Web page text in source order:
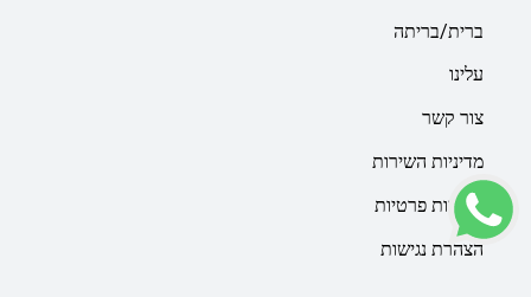
ברית/בריתה
עלינו
צור קשר
מדיניות השירות
מדיניות פרטיות
הצהרת נגישות